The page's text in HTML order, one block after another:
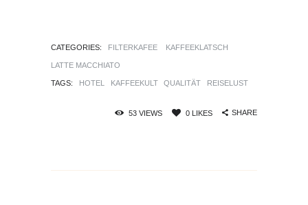
CATEGORIES: FILTERKAFEE KAFFEEKLATSCH
LATTE MACCHIATO
TAGS: HOTEL KAFFEEKULT QUALITÄT REISELUST
53VIEWS 0LIKES SHARE